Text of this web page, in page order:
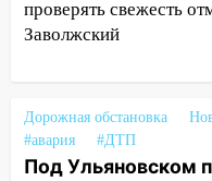
за абонементы
прокуратуры в
области привели
площадки
проверять свежесть
Заволжский
Дорожная обстановка
#авария
#ДТП
Под Ульяновском